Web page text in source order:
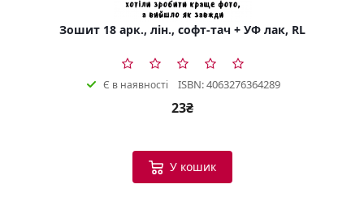
Зошит 18 арк., лін., софт-тач + УФ лак, RL
Є в наявності ISBN: 4063276364289
23₴
У кошик